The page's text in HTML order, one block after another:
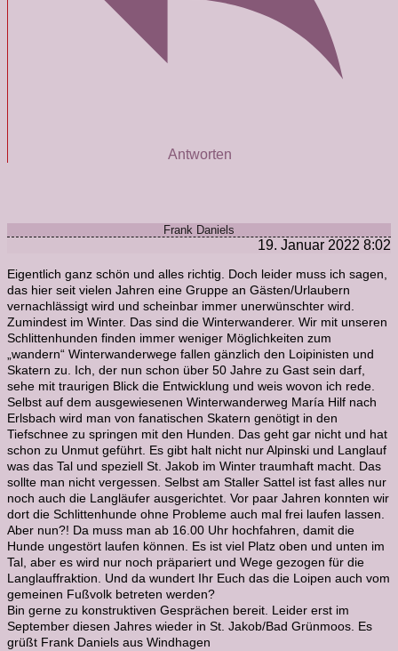
Antworten
Frank Daniels
19. Januar 2022 8:02
Eigentlich ganz schön und alles richtig. Doch leider muss ich sagen,
das hier seit vielen Jahren eine Gruppe an Gästen/Urlaubern
vernachlässigt wird und scheinbar immer unerwünschter wird.
Zumindest im Winter. Das sind die Winterwanderer. Wir mit unseren
Schlittenhunden finden immer weniger Möglichkeiten zum
„wandern“ Winterwanderwege fallen gänzlich den Loipinisten und
Skatern zu. Ich, der nun schon über 50 Jahre zu Gast sein darf,
sehe mit traurigen Blick die Entwicklung und weis wovon ich rede.
Selbst auf dem ausgewiesenen Winterwanderweg María Hilf nach
Erlsbach wird man von fanatischen Skatern genötigt in den
Tiefschnee zu springen mit den Hunden. Das geht gar nicht und hat
schon zu Unmut geführt. Es gibt halt nicht nur Alpinski und Langlauf
was das Tal und speziell St. Jakob im Winter traumhaft macht. Das
sollte man nicht vergessen. Selbst am Staller Sattel ist fast alles nur
noch auch die Langläufer ausgerichtet. Vor paar Jahren konnten wir
dort die Schlittenhunde ohne Probleme auch mal frei laufen lassen.
Aber nun?! Da muss man ab 16.00 Uhr hochfahren, damit die
Hunde ungestört laufen können. Es ist viel Platz oben und unten im
Tal, aber es wird nur noch präpariert und Wege gezogen für die
Langlauffraktion. Und da wundert Ihr Euch das die Loipen auch vom
gemeinen Fußvolk betreten werden?
Bin gerne zu konstruktiven Gesprächen bereit. Leider erst im
September diesen Jahres wieder in St. Jakob/Bad Grünmoos. Es
grüßt Frank Daniels aus Windhagen